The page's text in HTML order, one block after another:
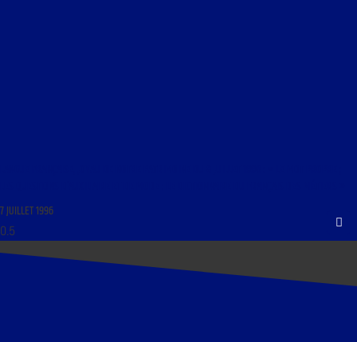
7 JUILLET 1996